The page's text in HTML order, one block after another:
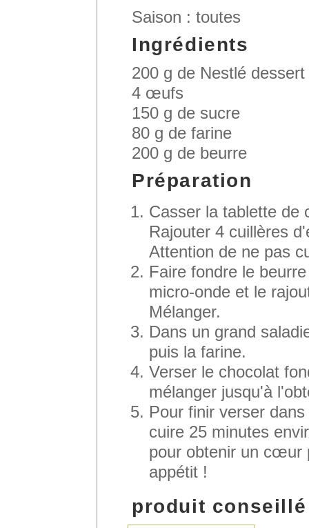
Saison : toutes
Ingrédients
200 g de Nestlé dessert
4 œufs
150 g de sucre
80 g de farine
200 g de beurre
Préparation
Casser la tablette de
Rajouter 4 cuillères
Attention de ne pas
Faire fondre le
micro-onde et le
Mélanger.
Dans un grand
puis la farine.
Verser le chocolat
mélanger jusqu'à
Pour finir verser
cuire 25 minutes
pour obtenir un cœur
appétit !
produit